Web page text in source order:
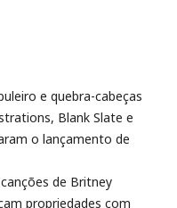
e quebra-cabeças
Blank Slate e
o lançamento de
de Britney
propriedades com